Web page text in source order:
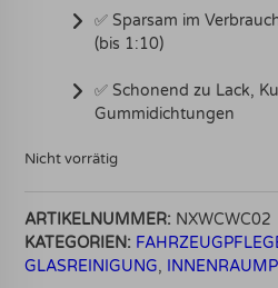
✅ Sparsam im
(bis 1:10)
✅ Schonend zu Lack,
Gummidichtungen
Nicht vorrätig
ARTIKELNUMMER: NXWCWC02
KATEGORIEN:
GLASREINIGUNG,